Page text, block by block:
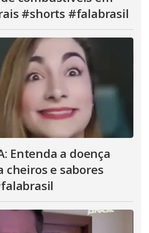
#shorts #falabrasil
Entenda a doença
cheiros e sabores